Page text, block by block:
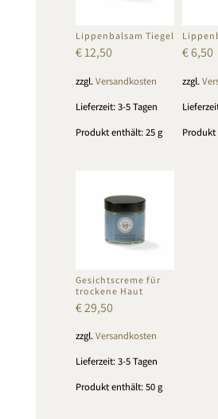
Lippenbalsam Tiegel
€12,50
zzgl.Versandkosten
Lieferzeit:3-5 Tagen
Produkt enthält: 25g
€6,50
zzgl.
Gesichtscreme für
trockene Haut
€29,50
zzgl.Versandkosten
Lieferzeit:3-5 Tagen
Produkt enthält: 50g